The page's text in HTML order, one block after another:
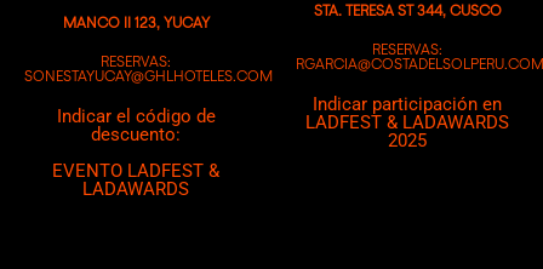
MANCO II 123, YUCAY
RESERVAS:
SONESTAYUCAY@GHLHOTELES.COM
Indicar el código de
descuento:
EVENTO LADFEST &
LADAWARDS
STA. TERESA ST 344, CUSCO
RESERVAS:
RGARCIA@COSTADELSOLPERU.COM
Indicar participación en
LADFEST & LADAWARDS
2025